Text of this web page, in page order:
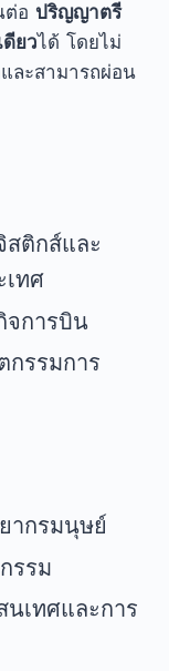
ต่อ ปริญญาตรี
ยวได้ โดยไม่
ละสามารถผ่อน
สติกส์และ
เทศ
จการบิน
กรรมการ
ากรมนุษย์
รรม
นเทศและการ